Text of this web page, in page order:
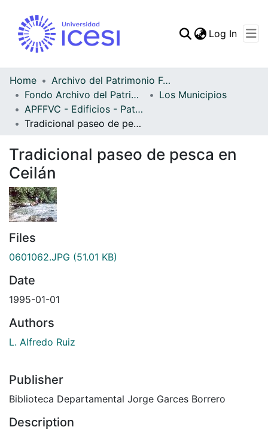
Statistics
Log In
Home
Archivo del Patrimonio Fotográfico y Fílmico del Valle del Cauca
Fondo Archivo del Patrimonio Fotográfico y Fílmico del Valle del Cauca
Los Municipios
APFFVC - Edificios - Patrimonial
Tradicional paseo de pesca en Ceilán
Tradicional paseo de pesca en
Ceilán
Files
0601062.JPG (51.01 KB)
Date
1995-01-01
Authors
L. Alfredo Ruiz
Publisher
Biblioteca Departamental Jorge Garces Borrero
Description